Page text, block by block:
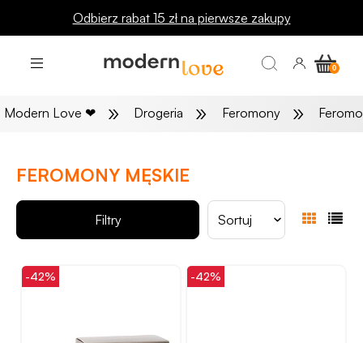
Odbierz rabat 15 zł na pierwsze zakupy
Modern Love ❤ » Drogeria » Feromony »
FEROMONY MĘSKIE
Filtry Sortuj
-42% -42%